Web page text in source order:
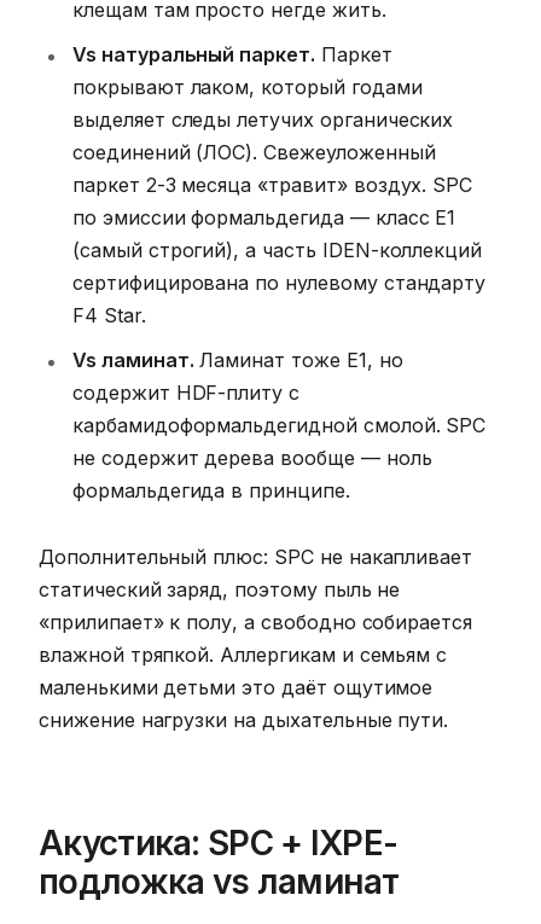
клещам там просто негде жить.
Vs натуральный паркет. Паркет
покрывают лаком, который годами
выделяет следы летучих органических
соединений (ЛОС). Свежеуложенный
паркет 2-3 месяца «травит» воздух. SPC
по эмиссии формальдегида — класс E1
(самый строгий), а часть IDEN-коллекций
сертифицирована по нулевому стандарту
F4 Star.
Vs ламинат. Ламинат тоже E1, но
содержит HDF-плиту с
карбамидоформальдегидной смолой. SPC
не содержит дерева вообще — ноль
формальдегида в принципе.
Дополнительный плюс: SPC не накапливает
статический заряд, поэтому пыль не
«прилипает» к полу, а свободно собирается
влажной тряпкой. Аллергикам и семьям с
маленькими детьми это даёт ощутимое
снижение нагрузки на дыхательные пути.
Акустика: SPC + IXPE-
подложка vs ламинат